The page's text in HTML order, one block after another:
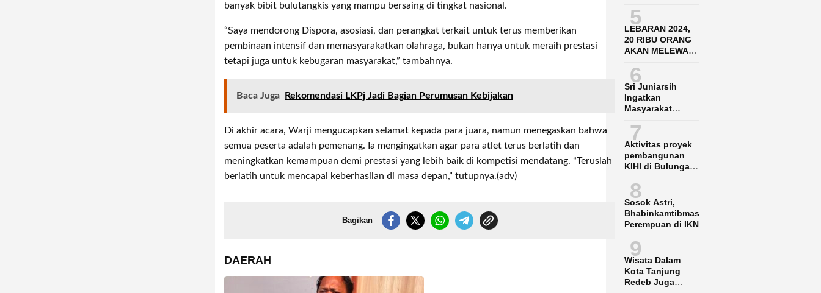
banyak bibit bulutangkis yang mampu bersaing di tingkat nasional.
“Saya mendorong Dispora, asosiasi, dan perangkat terkait untuk terus memberikan
pembinaan intensif dan memasyarakatkan olahraga, bukan hanya untuk meraih prestasi
tetapi juga untuk kebugaran masyarakat,” tambahnya.
Baca Juga Rekomendasi LKPj Jadi Bagian Perumusan Kebijakan
Di akhir acara, Warji mengucapkan selamat kepada para juara, namun menegaskan bahwa
semua peserta adalah pemenang. Ia mengingatkan agar para atlet terus berlatih dan
meningkatkan kemampuan demi prestasi yang lebih baik di kompetisi mendatang. “Teruslah
berlatih untuk mencapai keberhasilan di masa depan,” tutupnya.(adv)
Bagikan
DAERAH
Agil-Hendrik
5
LEBARAN 2024,
20 RIBU ORANG
AKAN MELEWATI
BALIKPAPAN
6
Sri Juniarsih
Ingatkan
Masyarakat
Garap Lahan KBK
7
Aktivitas proyek
pembangunan
KIHI di Bulungan
lokal
8
Sosok Astri,
Bhabinkamtibmas
Perempuan di IKN
9
Wisata Dalam
Kota Tanjung
Redeb Juga